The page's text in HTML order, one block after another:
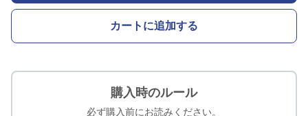
カートに追加する
購入時のルール
必ず購入前にお読みください。